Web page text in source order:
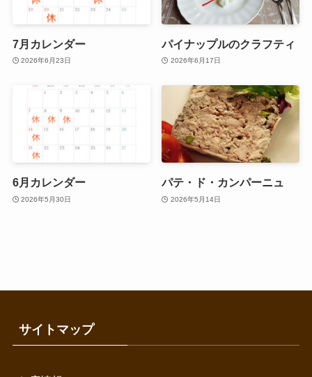
7月カレンダー
2026年6月23日
パイナップルのクラフティ
2026年6月17日
6月カレンダー
2026年5月30日
パテ・ド・カンパーニュ
2026年5月14日
サイトマップ